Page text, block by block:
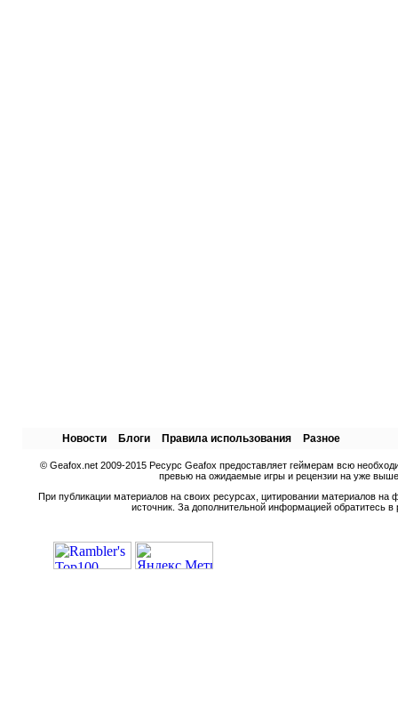
Новости Блоги Правила использования Разное
© Geafox.net 2009-2015 Ресурс Geafox предоставляет геймерам всю
превью на ожидаемые игры и рецензии на уже
При публикации материалов на своих ресурсах, цитировании материалов
источник. За дополнительной информацией обратитесь